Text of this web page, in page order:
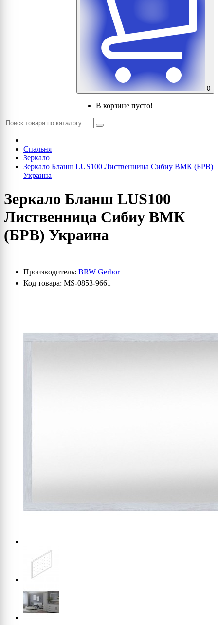
0
В корзине пусто!
Спальня
Зеркало
Зеркало Бланш LUS100 Лиственница Сибиу ВМК (БРВ)
Украина
Зеркало Бланш LUS100
Лиственница Сибиу ВМК
(БРВ) Украина
Производитель: BRW-Gerbor
Код товара: MS-0853-9661